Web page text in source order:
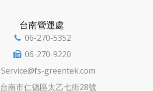
台南營運處
 06-270-5352
 06-270-9220
Service@fs-greentek.com
台南市仁德區太乙七街28號